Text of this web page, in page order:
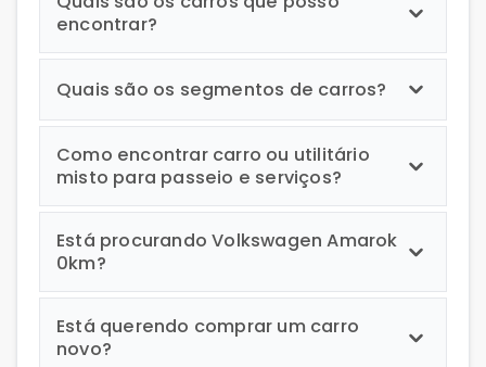
encontrar?
Quais são os segmentos de carros?
Como encontrar carro ou utilitário
misto para passeio e serviços?
Está procurando Volkswagen Amarok
0km?
Está querendo comprar um carro
novo?